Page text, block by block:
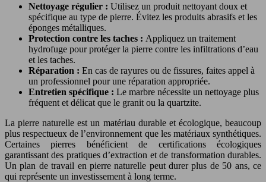
Nettoyage régulier : Utilisez un produit nettoyant doux et
spécifique au type de pierre. Évitez les produits abrasifs et les
éponges métalliques.
Protection contre les taches : Appliquez un traitement
hydrofuge pour protéger la pierre contre les infiltrations d’eau
et les taches.
Réparation : En cas de rayures ou de fissures, faites appel à
un professionnel pour une réparation appropriée.
Entretien spécifique : Le marbre nécessite un nettoyage plus
fréquent et délicat que le granit ou la quartzite.
La pierre naturelle est un matériau durable et écologique, beaucoup
plus respectueux de l’environnement que les matériaux synthétiques.
Certaines pierres bénéficient de certifications écologiques
garantissant des pratiques d’extraction et de transformation durables.
Un plan de travail en pierre naturelle peut durer plus de 50 ans, ce
qui représente un investissement à long terme.